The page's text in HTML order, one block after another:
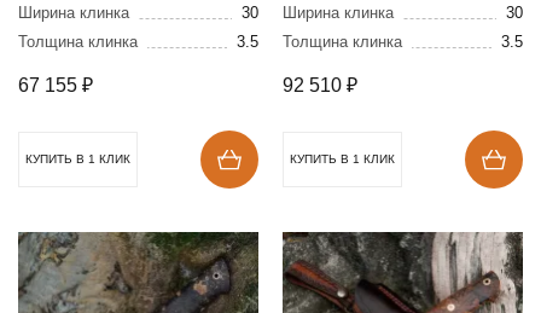
стали
Ширина клинка
30
Толщина клинка
3.5
67 155 ₽
КУПИТЬ В 1 КЛИК
стали
Ширина клинка
30
Толщина клинка
3.5
92 510 ₽
КУПИТЬ В 1 КЛИК